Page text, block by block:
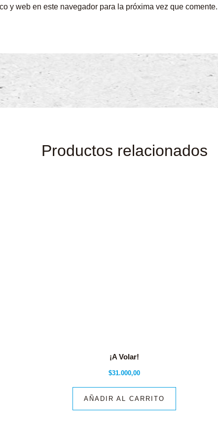
y web en este navegador para la próxima vez que comente.
Productos relacionados
¡A Volar!
$31.000,00
AÑADIR AL CARRITO